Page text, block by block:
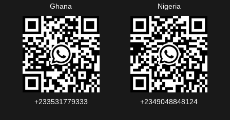
Ghana
+233531779333
Nigeria
+2349048848124‬‬‬